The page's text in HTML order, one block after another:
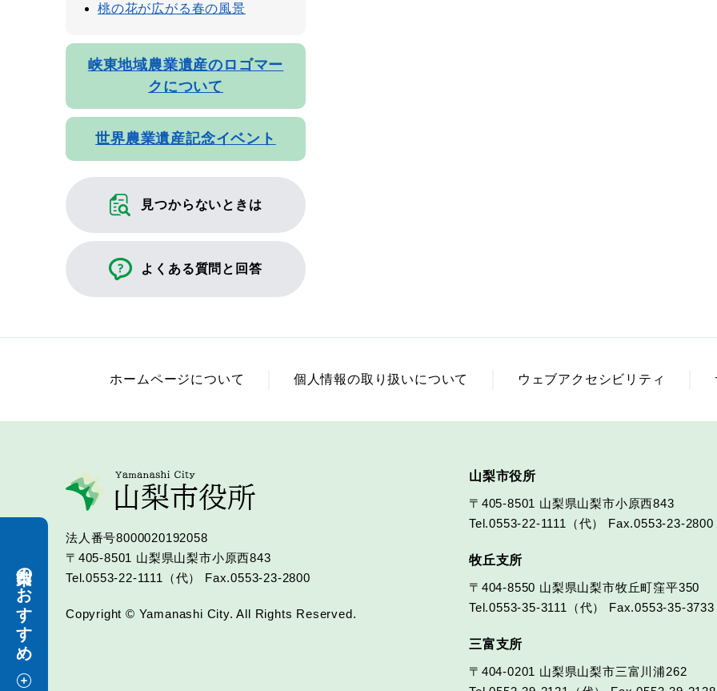
山梨市のおすすめ
桃の花が広がる春の風景
峡東地域農業遺産のロゴマー
クについて
世界農業遺産記念イベント
見つからないときは
よくある質問と回答
ホームページについて 個人情報の取り扱いについて ウェブアクセシビリティ
法人番号8000020192058
〒405-8501 山梨県山梨市小原西843
Tel.0553-22-1111（代）
Fax.0553-23-2800
Copyright © Yamanashi City. All Rights Reserved.
山梨市役所
〒405-8501 山梨県山梨市小原西843
Tel.0553-22-1111（代）
Fax.0553-23-2800
牧丘支所
〒404-8550 山梨県山梨市牧丘町窪平350
Tel.0553-35-3111（代）
Fax.0553-35-3733
三富支所
〒404-0201 山梨県山梨市三富川浦262